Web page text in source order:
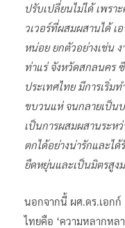
ปรับเปลี่ยนไม่ได้ เพร
วเวอร์ที่ผสมผสานได้ เ
หน่อย ยกตัวอย่างเช่น
ท่าแร่ จังหวัดสกลนคร
ประเทศไทย มีการเริ่ม
ขบวนแห่ จนกลายเป็น
เป็นการผสมผสานระห
ตกได้อย่างน่ารักและไ
ยืดหยุ่นและเป็นมิตรสูง
นอกจากนี้ ผศ.ดร.เอกก์
ไทยคือ ‘ความหลากหล